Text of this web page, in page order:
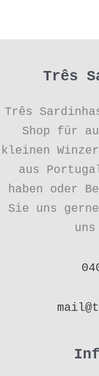
Três
Três
Shop für
kleinen
aus
haben oder
Sie uns